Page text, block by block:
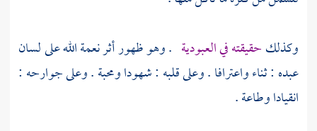
وكذلكحقيقته في العبودية . وهو ظهور أثر نعمة الله على لسان
عبده : ثناء واعترافا . وعلى قلبه : شهودا ومحبة . وعلى جوارحه :
انقيادا وطاعة .